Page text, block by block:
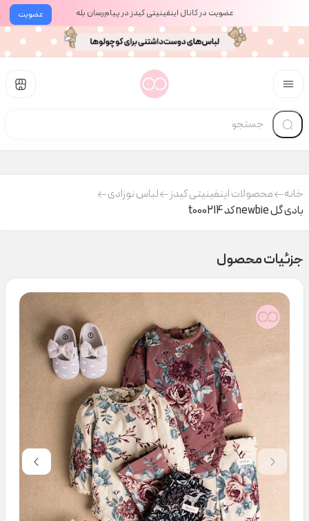
عضویت عضویت در کانال اینفینیتی کیدز در پیام‌رسان بله
خانه محصولات اینفینیتی کیدز
لباس نوزادی
بادی گل newbie کد t000214
جزئیات محصول